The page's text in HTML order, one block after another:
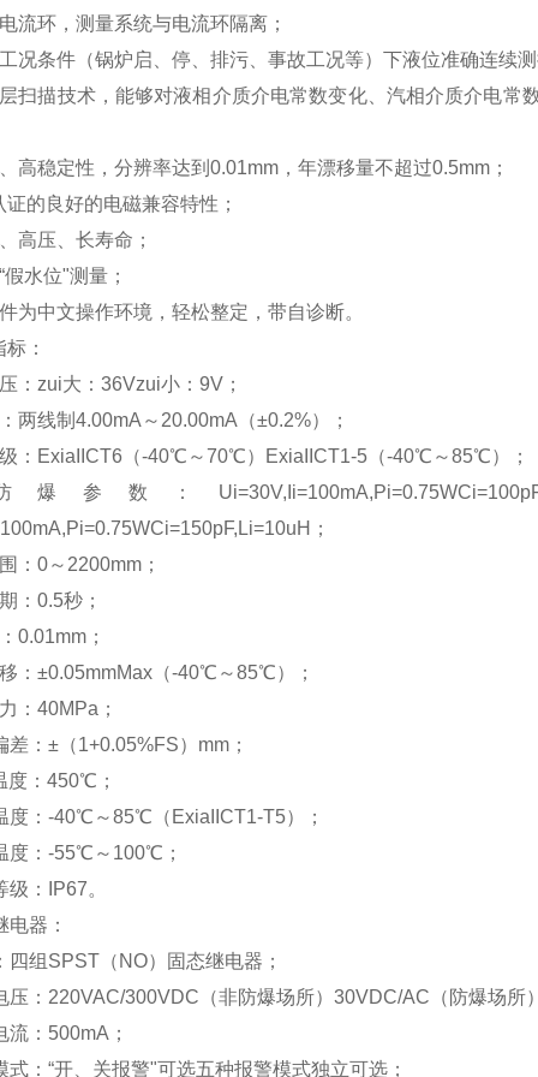
流环，测量系统与电流环隔离；
况条件（锅炉启、停、排污、事故工况等）下液位准确连续
扫描技术，能够对液相介质介电常数变化、汽相介质介电常
高稳定性，分辨率达到0.01mm，年漂移量不超过0.5mm；
的良好的电磁兼容特性；
高压、长寿命；
水位"测量；
为中文操作环境，轻松整定，带自诊断。
：
：zui大：36Vzui小：9V；
两线制4.00mA～20.00mA（±0.2%）；
：ExiaIICT6（-40℃～70℃）ExiaIICT1-5（-40℃～85℃）；
参数：
；
：0～2200mm；
：0.5秒；
0.01mm；
：±0.05mmMax（-40℃～85℃）；
：40MPa；
差：±（1+0.05%FS）mm；
度：450℃；
度：-40℃～85℃（ExiaIICT1-T5）；
度：-55℃～100℃；
：IP67。
器：
四组SPST（NO）固态继电器；
压：220VAC/300VDC（非防爆场所）30VDC/AC（防爆场所
流：500mA；
式：“开、关报警"可选五种报警模式独立可选；